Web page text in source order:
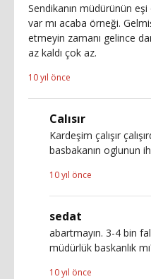
Sendikanın müdürünün
var mı acaba örneği.
etmeyin zamanı gelince
az kaldı çok az.
10 yıl önce
Calısır
Kardeşim çalışır
basbakanın oglunun
10 yıl önce
sedat
abartmayın. 3-4 bin
müdürlük baskanlık
10 yıl önce